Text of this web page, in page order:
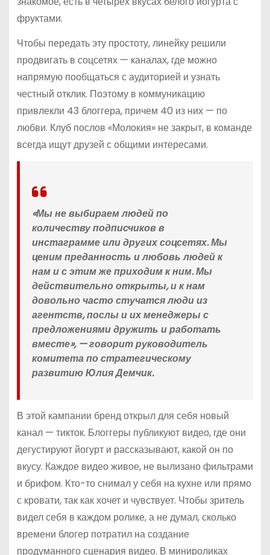
фруктами.
Чтобы передать эту простоту, линейку решили
продвигать в соцсетях — каналах, где можно
напрямую пообщаться с аудиторией и узнать
честный отклик. Поэтому в коммуникацию
привлекли 43 блоггера, причем 40 из них — по
любви. Клуб послов «Молокия» не закрыт, в команде
всегда ищут друзей с общими интересами.
«Мы не выбираем людей по
количеству подписчиков в
инстаграмме или других соцсетях. Мы
ценим преданность и любовь людей к
нам и с этим же приходим к ним. Мы
действительно открыты, и к нам
довольно часто стучатся люди из
агентств, послы и их менеджеры с
предложениями дружить и работать
вместе», — говорит руководитель
комитета по стратегическому
развитию Юлия Демчик.
В этой кампании бренд открыл для себя новый
канал — тикток. Блоггеры публикуют видео, где они
дегустируют йогурт и рассказывают, какой он по
вкусу. Каждое видео живое, не вылизано фильтрами
и брифом. Кто-то снимал у себя на кухне или прямо
с кровати, так как хочет и чувствует. Чтобы зритель
видел себя в каждом ролике, а не думал, сколько
времени блогер потратил на создание
продуманного сценария видео. В минироликах